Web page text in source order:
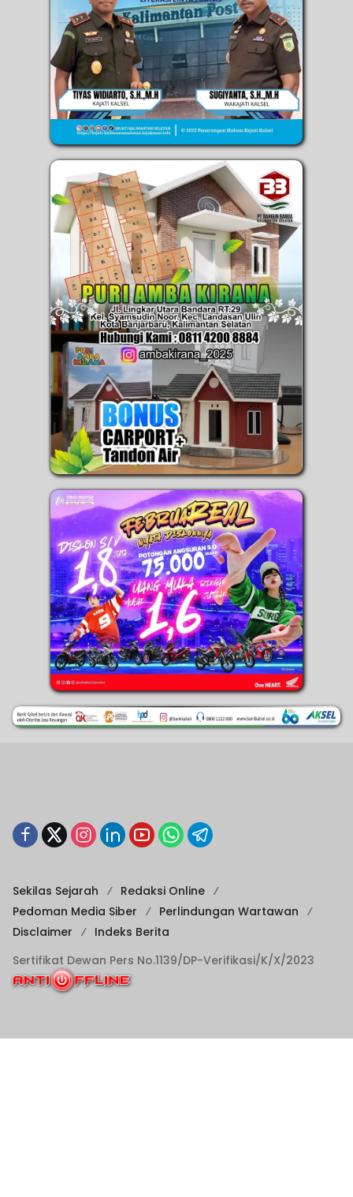
Sekilas Sejarah
Redaksi Online
Pedoman Media Siber
Perlindungan Wartawan
Disclaimer
Indeks Berita
Sertifikat Dewan Pers No.1139/DP-Verifikasi/K/X/2023